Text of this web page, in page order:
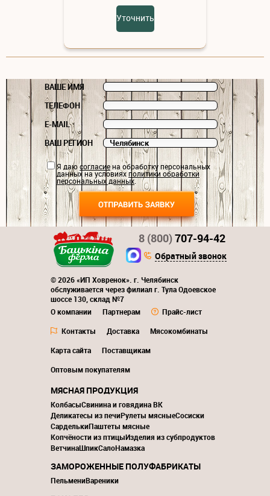
Уточнить
ВАШЕ ИМЯ
ТЕЛЕФОН
E-MAIL
ВАШ РЕГИОН
Я даюсогласиена обработку персональных
данных на условияхполитики обработки
персональных данных.
© 2026 «ИП Ховренок». г. Челябинск
обслуживается через филиал г. Тула Одоевское
шоссе 130, склад №7
О компании
Партнерам
Прайс-лист
Контакты
Доставка
Мясокомбинаты
Карта сайта
Поставщикам
Оптовым покупателям
8 (800)707-94-42
Обратный звонок
МЯСНАЯ ПРОДУКЦИЯ
КолбасыСвинина и говядина ВК
Деликатесы из печиРулеты мясныеСосиски
СарделькиПаштеты мясные
Копчёности из птицыИзделия из субпродуктов
ВетчинаШпикСалоНамазка
ЗАМОРОЖЕННЫЕ ПОЛУФАБРИКАТЫ
ПельмениВареники